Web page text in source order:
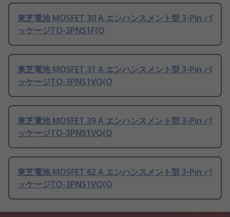
東芝電池 MOSFET 30 A エンハンスメント型 3-Pin パ
ッケージTO-3PNS1F(O
東芝電池 MOSFET 31 A エンハンスメント型 3-Pin パ
ッケージTO-3PNS1VQ(O
東芝電池 MOSFET 39 A エンハンスメント型 3-Pin パ
ッケージTO-3PNS1VQ(O
東芝電池 MOSFET 62 A エンハンスメント型 3-Pin パ
ッケージTO-3PNS1VQ(O